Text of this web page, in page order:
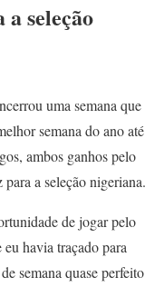
seleção
uma semana que
semana do ano até
ambos ganhos pelo
a seleção nigeriana.
de jogar pelo
havia traçado para
semana quase perfeito